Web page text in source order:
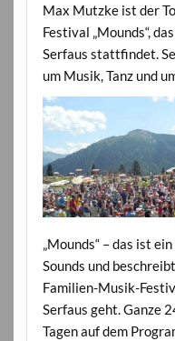
Max Mutzke ist der
Festival „Mounds“,
Serfaus stattfindet.
um Musik, Tanz und
„Mounds“ – das ist
Sounds und
Familien-Musik-
Serfaus geht. Ganze
Tagen auf dem